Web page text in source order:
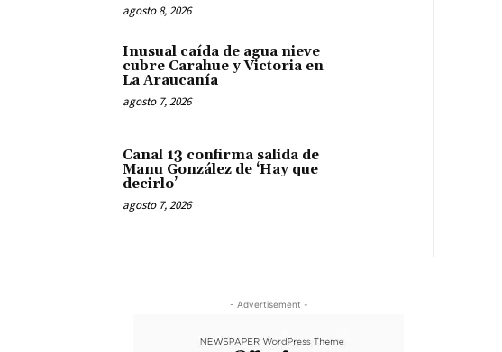
agosto 8, 2026
Inusual caída de agua nieve
cubre Carahue y Victoria en
La Araucanía
agosto 7, 2026
Canal 13 confirma salida de
Manu González de ‘Hay que
decirlo’
agosto 7, 2026
- Advertisement -